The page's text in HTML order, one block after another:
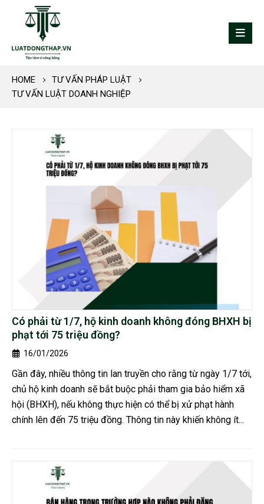
HOME
TƯ VẤN PHÁP LUẬT
TƯ VẤN LUẬT DOANH NGHIỆP
Có phải từ 1/7, hộ kinh doanh không đóng BHXH bị
phạt tới 75 triệu đồng?
16/01/2026
Gần đây, nhiều thông tin lan truyền cho rằng từ ngày 1/7 tới,
chủ hộ kinh doanh sẽ bắt buộc phải tham gia bảo hiểm xã
hội (BHXH), nếu không thực hiện có thể bị xử phạt hành
chính lên đến 75 triệu đồng. Thông tin này khiến không ít...